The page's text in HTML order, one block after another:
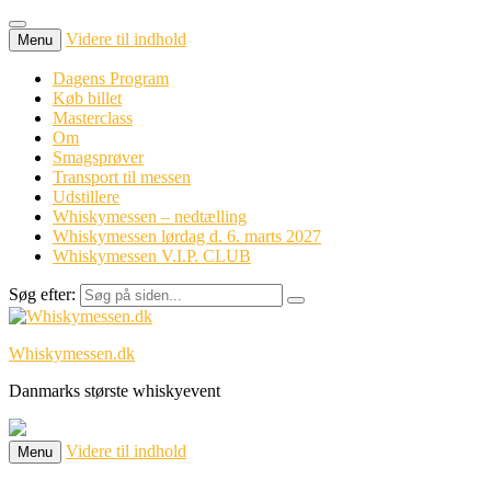
Menu Videre til indhold
Dagens Program
Køb billet
Masterclass
Om
Smagsprøver
Transport til messen
Udstillere
Whiskymessen – nedtælling
Whiskymessen lørdag d. 6. marts 2027
Whiskymessen V.I.P. CLUB
Søg efter:
Whiskymessen.dk
Danmarks største whiskyevent
Menu Videre til indhold